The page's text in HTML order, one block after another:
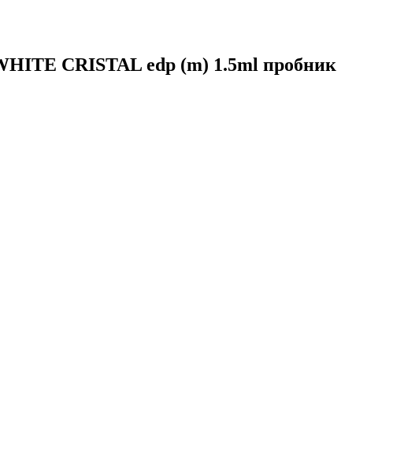
CRISTAL edp (m) 1.5ml пробник